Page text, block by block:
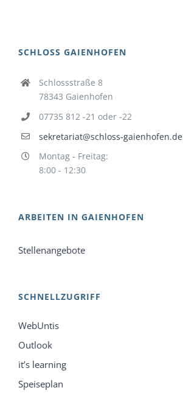
SCHLOSS GAIENHOFEN
Schlossstraße 8
78343 Gaienhofen
07735 812 -21 oder -22
sekretariat@schloss-gaienhofen.de
Montag - Freitag:
8:00 - 12:30
ARBEITEN IN GAIENHOFEN
Stellenangebote
SCHNELLZUGRIFF
WebUntis
Outlook
it’s learning
Speiseplan